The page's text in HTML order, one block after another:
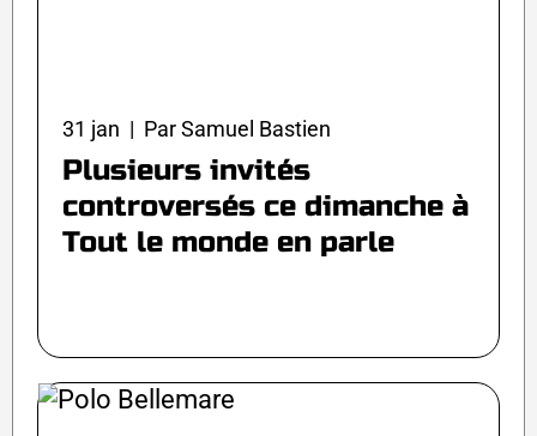
31 jan | Par Samuel Bastien
Plusieurs invités
controversés ce dimanche à
Tout le monde en parle